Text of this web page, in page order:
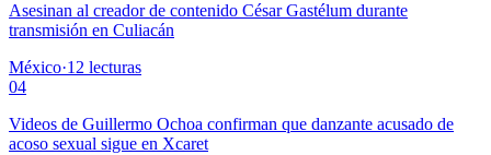
Asesinan al creador de contenido César Gastélum durante
transmisión en Culiacán
México·12 lecturas
04
Videos de Guillermo Ochoa confirman que danzante acusado de
acoso sexual sigue en Xcaret